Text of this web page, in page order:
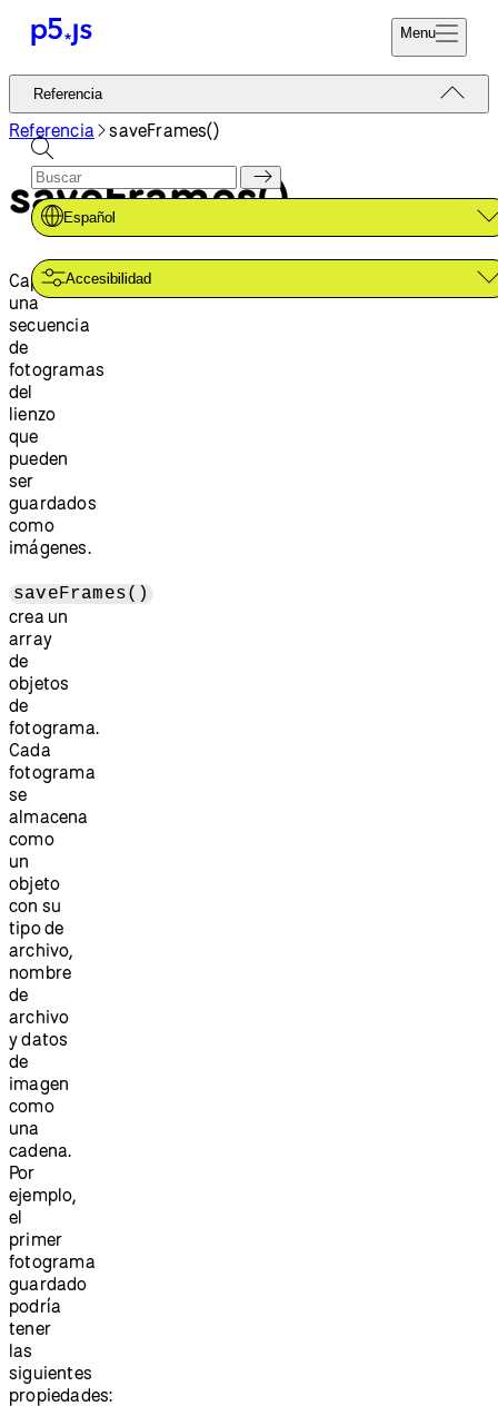
Menu
Referencia
Tutoriales
Ejemplos
Contribuir
Comunidad
Acerca de
Codifica Ya
Referencia
Español
Accesibilidad
Referencia saveFrames()
saveFrames()
Captura
una
secuencia
de
fotogramas
del
lienzo
que
pueden
ser
guardados
como
imágenes.
saveFrames()
crea un
array
de
objetos
de
fotograma.
Cada
fotograma
se
almacena
como
un
objeto
con su
tipo de
archivo,
nombre
de
archivo
y datos
de
imagen
como
una
cadena.
Por
ejemplo,
el
primer
fotograma
guardado
podría
tener
las
siguientes
propiedades: